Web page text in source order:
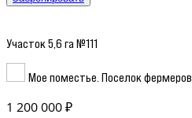
Участок 5,6 га №111
Мое поместье. Поселок фермеров
1 200 000 ₽